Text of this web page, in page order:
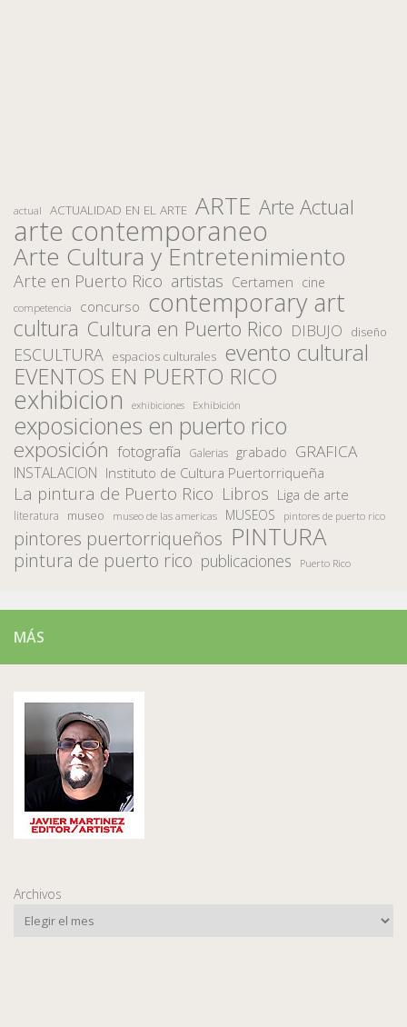
actual ACTUALIDAD EN EL ARTE ARTE Arte Actual
arte contemporaneo
Arte Cultura y Entretenimiento
Arte en Puerto Rico artistas Certamen cine
competencia concurso contemporary art
cultura Cultura en Puerto Rico DIBUJO diseño
ESCULTURA espacios culturales evento cultural
EVENTOS EN PUERTO RICO
exhibicion exhibiciones Exhibición
exposiciones en puerto rico
exposición fotografía Galerias grabado GRAFICA
INSTALACION Instituto de Cultura Puertorriqueña
La pintura de Puerto Rico Libros Liga de arte
literatura museo museo de las americas MUSEOS pintores de puerto rico
pintores puertorriqueños PINTURA
pintura de puerto rico publicaciones Puerto Rico
MÁS
Archivos